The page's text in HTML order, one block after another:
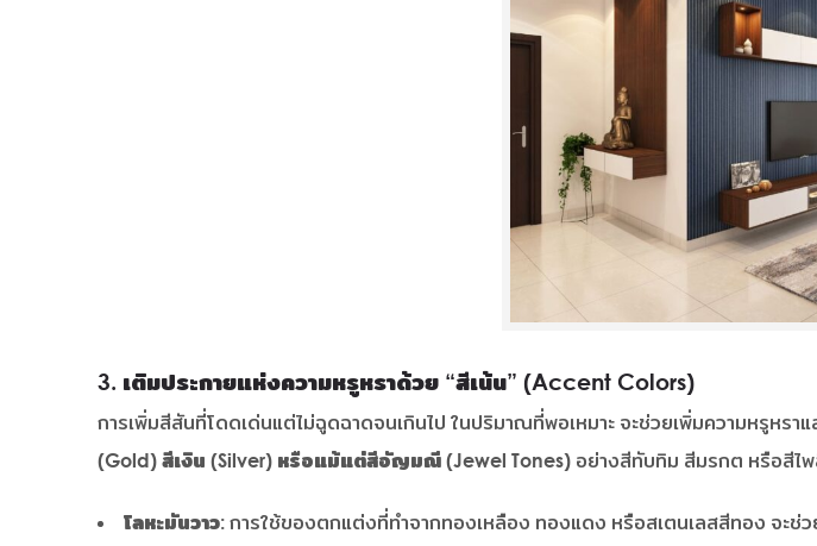
3. เติมประกายแห่งความหรูหราด้วย “สีเน้น” (Accent Colors)
การเพิ่มสีสันที่โดดเด่นแต่ไม่ฉูดฉาดจนเกินไป ในปริมาณที่พอเหมาะ จะช่วยเพิ่มความหรูหร
(Gold) สีเงิน (Silver) หรือแม้แต่สีอัญมณี (Jewel Tones) อย่างสีทับทิม สีมรกต หรือสีไ
โลหะมันวาว: การใช้ของตกแต่งที่ทำจากทองเหลือง ทองแดง หรือสเตนเลสสีทอง จะช่